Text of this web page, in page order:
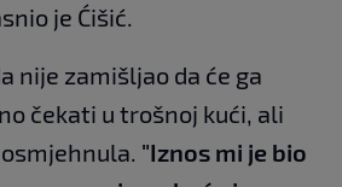
je Ćišić.
nije zamišljao da će ga
čekati u trošnoj kući, ali
"Iznos mi je bio